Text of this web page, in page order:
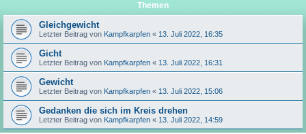
Themen
Gleichgewicht
Letzter Beitrag von Kampfkarpfen « 13. Juli 2022, 16:35
Gicht
Letzter Beitrag von Kampfkarpfen « 13. Juli 2022, 16:31
Gewicht
Letzter Beitrag von Kampfkarpfen « 13. Juli 2022, 15:06
Gedanken die sich im Kreis drehen
Letzter Beitrag von Kampfkarpfen « 13. Juli 2022, 14:59